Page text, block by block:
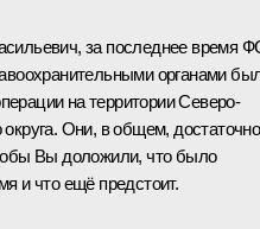
за последнее время
органами
на территории Северо-
округа. Они, в общем, достаточно
Вы доложили, что было
и что ещё предстоит.